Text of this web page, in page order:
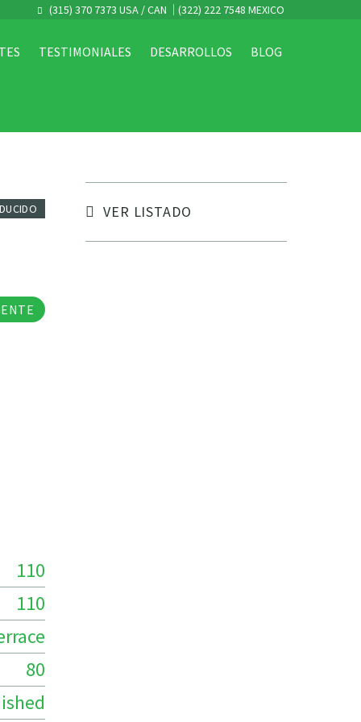
(315) 370 7373 USA / CAN (322) 222 7548 MEXICO
TESTIMONIALES DESARROLLOS BLOG
110
110
80
VER LISTADO